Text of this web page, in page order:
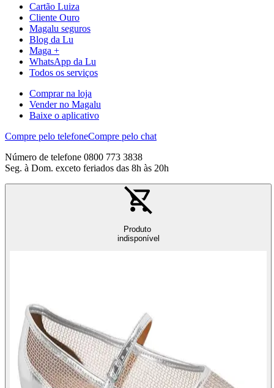
Cartão Luiza
Cliente Ouro
Magalu seguros
Blog da Lu
Maga +
WhatsApp da Lu
Todos os serviços
Comprar na loja
Vender no Magalu
Baixe o aplicativo
Compre pelo telefoneCompre pelo chat
Número de telefone 0800 773 3838
Seg. à Dom. exceto feriados das 8h às 20h
Produto
indisponível